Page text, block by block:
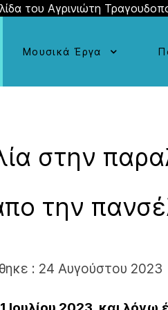
του Αγρινιώτη
Μουσικά Έργα
στην
την
: 24 Αυγούστου 2023